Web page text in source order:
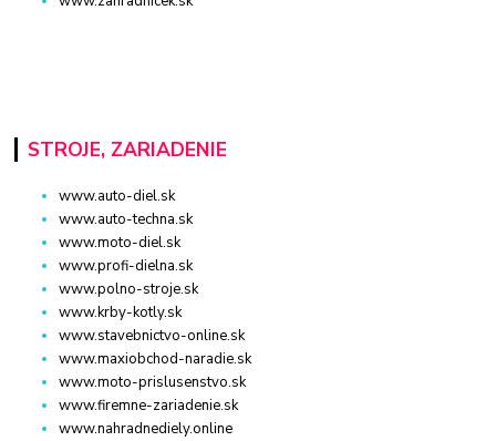
STROJE, ZARIADENIE
www.auto-diel.sk
www.auto-techna.sk
www.moto-diel.sk
www.profi-dielna.sk
www.polno-stroje.sk
www.krby-kotly.sk
www.stavebnictvo-online.sk
www.maxiobchod-naradie.sk
www.moto-prislusenstvo.sk
www.firemne-zariadenie.sk
www.nahradnediely.online